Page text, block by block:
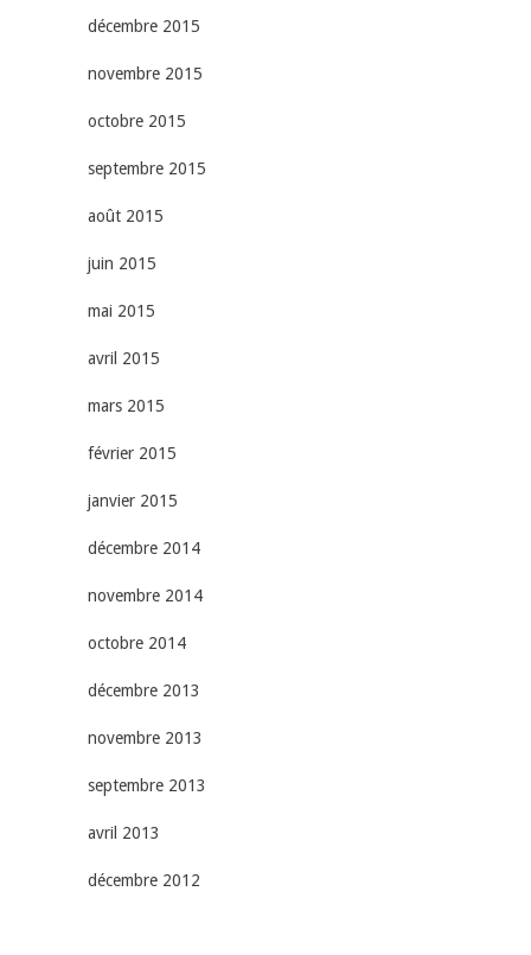
décembre 2015
novembre 2015
octobre 2015
septembre 2015
août 2015
juin 2015
mai 2015
avril 2015
mars 2015
février 2015
janvier 2015
décembre 2014
novembre 2014
octobre 2014
décembre 2013
novembre 2013
septembre 2013
avril 2013
décembre 2012